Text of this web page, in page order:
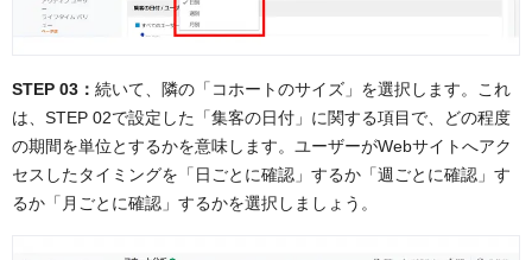
STEP 03： 続いて、隣の「コホートのサイズ」を選択します。これ
は、STEP 02で設定した「集客の日付」に関する項目で、どの程度
の期間を単位とするかを意味します。ユーザーがWebサイトへアク
セスしたタイミングを「日ごとに確認」するか「週ごとに確認」す
るか「月ごとに確認」するかを選択しましょう。